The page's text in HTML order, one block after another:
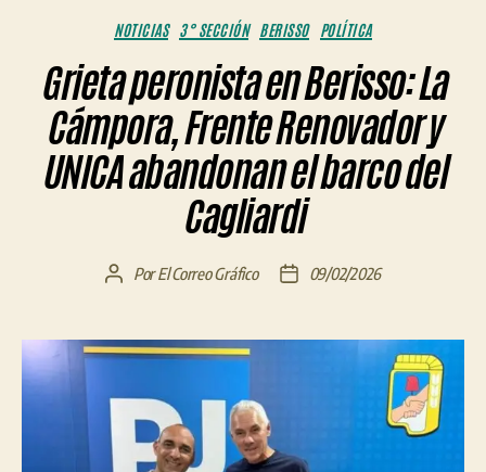
Categorías
NOTICIAS 3° SECCIÓN BERISSO POLÍTICA
Grieta peronista en Berisso: La
Cámpora, Frente Renovador y
UNICA abandonan el barco del
Cagliardi
Autor
entrada
PorEl Correo Gráfico
Fecha09/02/2026